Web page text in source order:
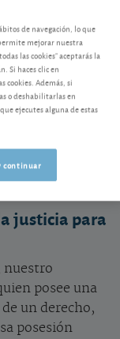
para la
antes se
Veamos en
y un
la demanda, el
justicia para
nuestro
posee una
un derecho,
posesión
de navegación, lo que
mejorar nuestra
las cookies" aceptarás la
Si haces clic en
cookies. Además, si
o deshabilitarlas en
ejecutes alguna de estas
continuar